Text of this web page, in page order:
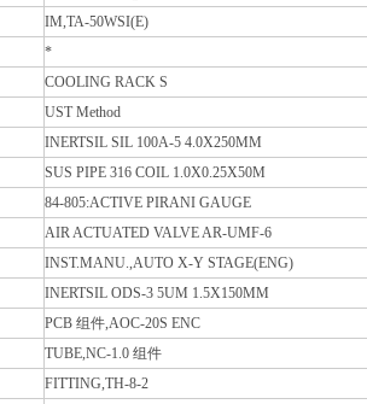
IM,TA-50WSI(E)
*
COOLING RACK S
UST Method
INERTSIL SIL 100A-5 4.0X250MM
SUS PIPE 316 COIL 1.0X0.25X50M
84-805:ACTIVE PIRANI GAUGE
AIR ACTUATED VALVE AR-UMF-6
INST.MANU.,AUTO X-Y STAGE(ENG)
INERTSIL ODS-3 5UM 1.5X150MM
PCB 组件,AOC-20S ENC
TUBE,NC-1.0 组件
FITTING,TH-8-2